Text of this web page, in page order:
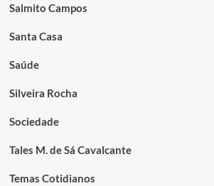
Salmito Campos
Santa Casa
Saúde
Silveira Rocha
Sociedade
Tales M. de Sá Cavalcante
Temas Cotidianos